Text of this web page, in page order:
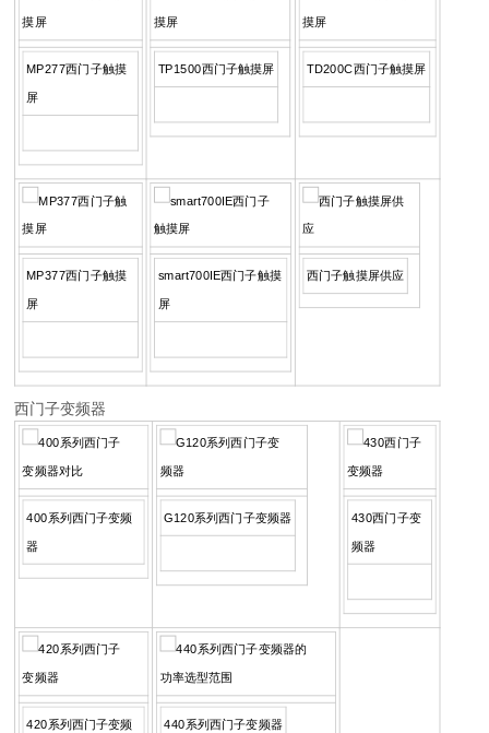
MP277西门子触摸
屏
TP1500西门子触摸屏 TD200C西门子触摸屏
MP377西门子触摸
屏
smart700IE西门子触摸
屏
西门子触摸屏供应
西门子变频器
400系列西门子变频
器
G120系列西门子变频器 430西门子变
频器
420系列西门子变频
440系列西门子变频器